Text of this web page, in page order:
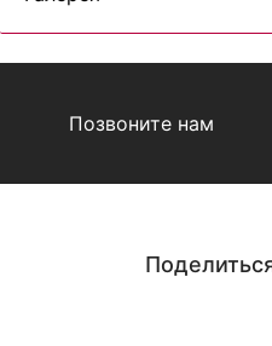
Позвоните нам